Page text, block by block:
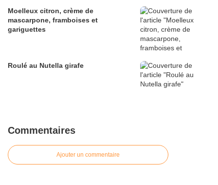
Moelleux citron, crème de
mascarpone, framboises et
gariguettes
Roulé au Nutella girafe
Commentaires
Ajouter un commentaire